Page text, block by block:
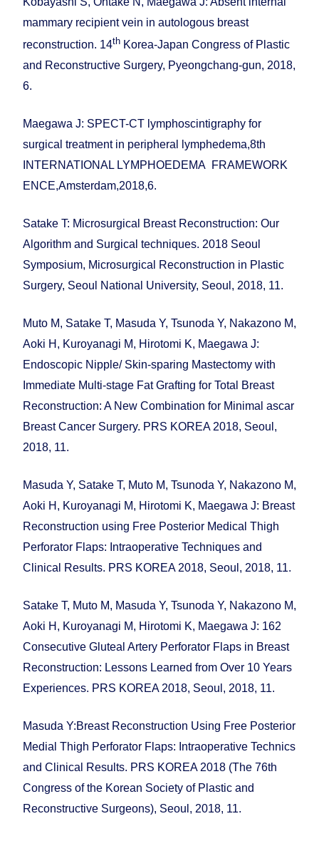
mammary recipient vein in autologous breast
reconstruction. 14thKorea-Japan Congress of Plastic
and Reconstructive Surgery, Pyeongchang-gun, 2018,
6.
Maegawa J: SPECT-CT lymphoscintigraphy for
surgical treatment in peripheral lymphedema,8th
INTERNATIONAL LYMPHOEDEMA FRAMEWORK
ENCE,Amsterdam,2018,6.
Satake T: Microsurgical Breast Reconstruction: Our
Algorithm and Surgical techniques. 2018 Seoul
Symposium, Microsurgical Reconstruction in Plastic
Surgery, Seoul National University, Seoul, 2018, 11.
Muto M, Satake T, Masuda Y, Tsunoda Y, Nakazono M,
Aoki H, Kuroyanagi M, Hirotomi K, Maegawa J:
Endoscopic Nipple/ Skin-sparing Mastectomy with
Immediate Multi-stage Fat Grafting for Total Breast
Reconstruction: A New Combination for Minimal ascar
Breast Cancer Surgery. PRS KOREA 2018, Seoul,
2018, 11.
Masuda Y, Satake T, Muto M, Tsunoda Y, Nakazono M,
Aoki H, Kuroyanagi M, Hirotomi K, Maegawa J: Breast
Reconstruction using Free Posterior Medical Thigh
Perforator Flaps: Intraoperative Techniques and
Clinical Results. PRS KOREA 2018, Seoul, 2018, 11.
Satake T, Muto M, Masuda Y, Tsunoda Y, Nakazono M,
Aoki H, Kuroyanagi M, Hirotomi K, Maegawa J: 162
Consecutive Gluteal Artery Perforator Flaps in Breast
Reconstruction: Lessons Learned from Over 10 Years
Experiences. PRS KOREA 2018, Seoul, 2018, 11.
Masuda Y:Breast Reconstruction Using Free Posterior
Medial Thigh Perforator Flaps: Intraoperative Technics
and Clinical Results. PRS KOREA 2018 (The 76th
Congress of the Korean Society of Plastic and
Reconstructive Surgeons), Seoul, 2018, 11.